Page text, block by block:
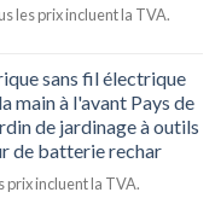
les prix incluent la TVA.
sans fil électrique
main à l'avant Pays de
de jardinage à outils
de batterie rechar
prix incluent la TVA.